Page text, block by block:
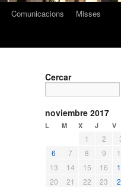
Comunicacions
Misses
Cercar
noviembre 2017
L M X J V
1 2
6
7 8 9
13
14 15 16
20
21 22 23